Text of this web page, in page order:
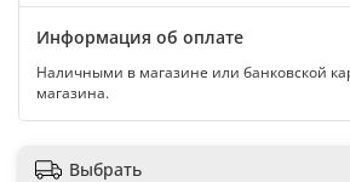
Информация об оплате
Наличными в магазине или банковской
магазина.
Выбрать